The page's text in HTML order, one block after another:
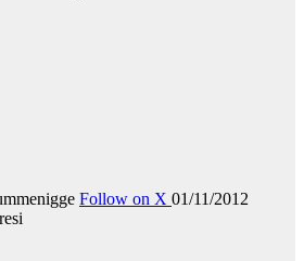
Follow on X 01/11/2012